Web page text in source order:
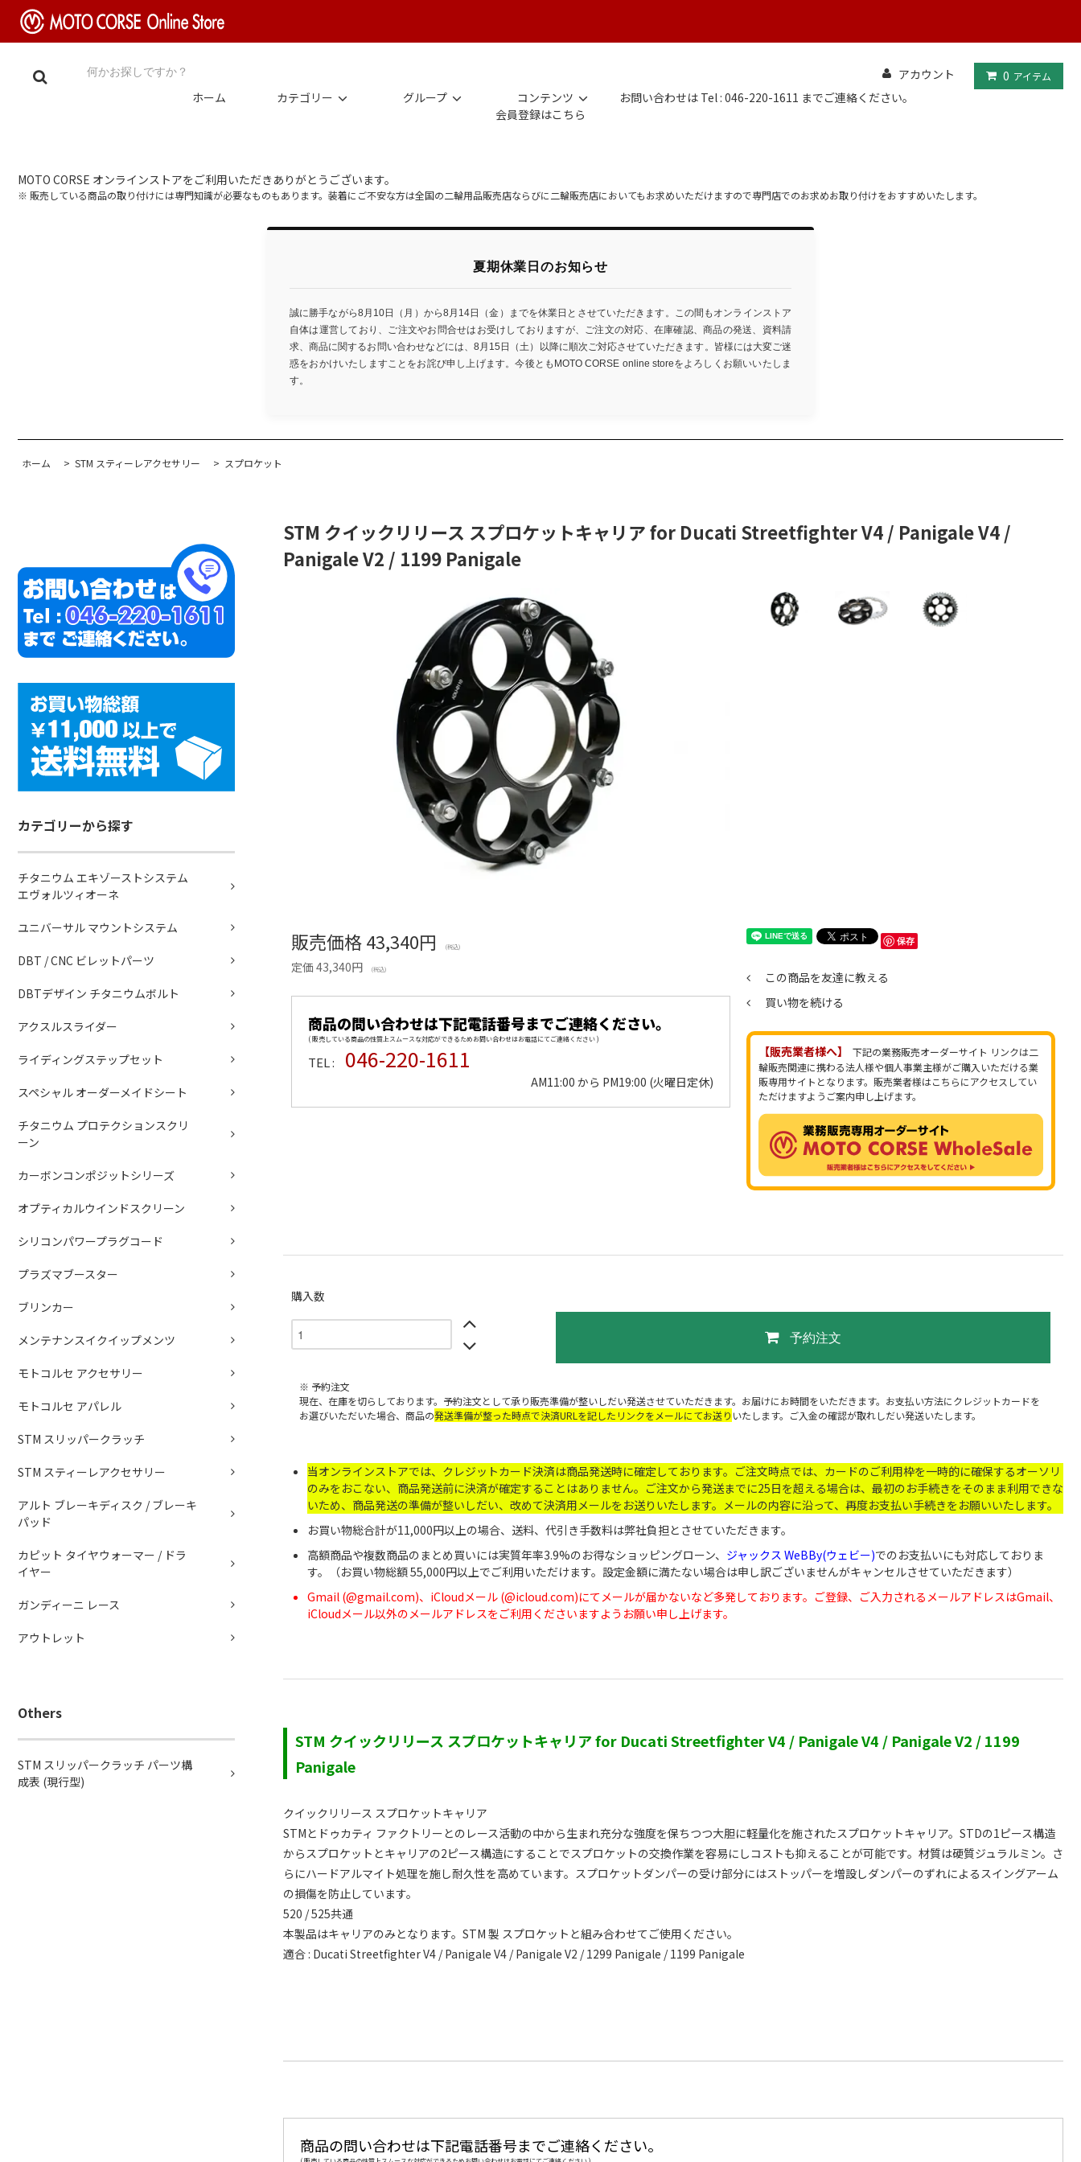
アカウント 0 アイテム
ホーム カテゴリー グループ コンテンツ
お問い合わせは Tel : 046-220-1611 までご連絡ください。
会員登録はこちら
MOTO CORSE オンラインストアをご利用いただきありがとうございます。
※ 販売している商品の取り付けには専門知識が必要なものもあります。装着にご不安な方は全国の二輪用品販売店ならびに二輪販売店においてもお求めいただけますので専門店でのお求めお取り付けをおすすめいたします。
夏期休業日のお知らせ
誠に勝手ながら8月10日（月）から8月14日（金）までを休業日とさせていただきます。この間もオンラインストア
自体は運営しており、ご注文やお問合せはお受けしておりますが、ご注文の対応、在庫確認、商品の発送、資料請
求、商品に関するお問い合わせなどには、8月15日（土）以降に順次ご対応させていただきます。皆様には大変ご迷
惑をおかけいたしますことをお詫び申し上げます。今後ともMOTO CORSE online storeをよろしくお願いいたしま
す。
ホーム > STM スティーレアクセサリー > スプロケット
カテゴリーから探す
チタニウム エキゾーストシステム
エヴォルツィオーネ
ユニバーサル マウントシステム
DBT / CNC ビレットパーツ
DBTデザイン チタニウムボルト
アクスルスライダー
ライディングステップセット
スペシャル オーダーメイドシート
チタニウム プロテクションスクリ
ーン
カーボンコンポジットシリーズ
オプティカルウインドスクリーン
シリコンパワープラグコード
プラズマブースター
ブリンカー
メンテナンスイクイップメンツ
モトコルセ アクセサリー
モトコルセ アパレル
STM スリッパークラッチ
STM スティーレアクセサリー
アルト ブレーキディスク / ブレーキ
パッド
カピット タイヤウォーマー / ドラ
イヤー
ガンディーニ レース
アウトレット
Others
STM スリッパークラッチ パーツ構
成表 (現行型)
STM クイックリリース スプロケットキャリア for Ducati Streetfighter V4 / Panigale V4 /
Panigale V2 / 1199 Panigale
販売価格43,340円 (税込)
定価 43,340円 (税込)
商品の問い合わせは下記電話番号までご連絡ください。
( 販売している商品の性質上スムースな対応ができるためお問い合わせはお電話にてご連絡ください )
TEL : 046-220-1611
AM11:00 から PM19:00 (火曜日定休)
保存
この商品を友達に教える
買い物を続ける
【販売業者様へ】
下記の業務販売オーダーサイト リンクは二
輪販売関連に携わる法人様や個人事業主様がご購入いただける業
販専用サイトとなります。販売業者様はこちらにアクセスしてい
ただけますようご案内申し上げます。
購入数
予約注文
※ 予約注文
現在、在庫を切らしております。予約注文として承り販売準備が整いしだい発送させていただきます。お届けにお時間をいただきます。お支払い方法にクレジットカードを
お選びいただいた場合、商品の発送準備が整った時点で決済URLを記したリンクをメールにてお送り いたします。ご入金の確認が取れしだい発送いたします。
当オンラインストアでは、クレジットカード決済は商品発送時に確定しております。ご注文時点では、カードのご利用枠を一時的に確保するオーソリ
のみをおこない、商品発送前に決済が確定することはありません。ご注文から発送までに25日を超える場合は、最初のお手続きをそのまま利用できな
いため、商品発送の準備が整いしだい、改めて決済用メールをお送りいたします。メールの内容に沿って、再度お支払い手続きをお願いいたします。
お買い物総合計が11,000円以上の場合、送料、代引き手数料は弊社負担とさせていただきます。
高額商品や複数商品のまとめ買いには実質年率3.9%のお得なショッピングローン、 ジャックス WeBBy(ウェビー)でのお支払いにも対応しておりま
す。（お買い物総額 55,000円以上でご利用いただけます。設定金額に満たない場合は申し訳ございませんがキャンセルさせていただきます）
Gmail (@gmail.com)、iCloudメール (@icloud.com)にてメールが届かないなど多発しております。ご登録、ご入力されるメールアドレスはGmail、
iCloudメール以外のメールアドレスをご利用くださいますようお願い申し上げます。
STM クイックリリース スプロケットキャリア for Ducati Streetfighter V4 / Panigale V4 / Panigale V2 / 1199
Panigale
クイックリリース スプロケットキャリア
STMとドゥカティ ファクトリーとのレース活動の中から生まれ充分な強度を保ちつつ大胆に軽量化を施されたスプロケットキャリア。STDの1ピース構造
からスプロケットとキャリアの2ピース構造にすることでスプロケットの交換作業を容易にしコストも抑えることが可能です。材質は硬質ジュラルミン。さ
らにハードアルマイト処理を施し耐久性を高めています。スプロケットダンパーの受け部分にはストッパーを増設しダンパーのずれによるスイングアーム
の損傷を防止しています。
520 / 525共通
本製品はキャリアのみとなります。STM 製 スプロケットと組み合わせてご使用ください。
適合 : Ducati Streetfighter V4 / Panigale V4 / Panigale V2 / 1299 Panigale / 1199 Panigale
商品の問い合わせは下記電話番号までご連絡ください。